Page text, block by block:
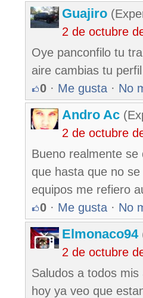
Guajiro
2 de octubre
Oye panconfilo tu
aire cambias tu
0 · Me gusta · No
Andro Ac
2 de octubre
Bueno realmente
que hasta que no
equipos me refiero
0 · Me gusta · No
Elmonaco94
2 de octubre
Saludos a todos
hoy ya veo que